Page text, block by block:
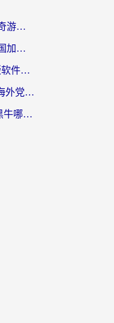
ChickCN VPN好用吗？和奇游手游VPN对比哪个回国效果更好？海外党亲测实用指南
海外党必看：PC VPN+回国加速器怎么选？无缝访问国内资源全攻略
海外党别踩坑！iOS破解版软件不可靠？教你选对回国加速器无缝看国内资源
雷神手游和快喵好用吗？海外党亲测5款回国加速器，附斧牛Bling对比+微信视频号解决办法
海外党纠结ChickCN和小黑牛哪个好？一篇帮你选对回国加速器的实用指南